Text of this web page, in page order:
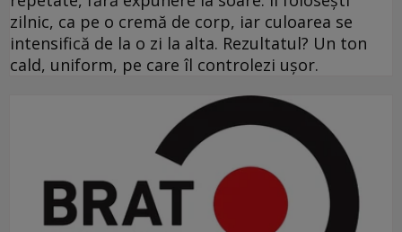
zilnic, ca pe o cremă de corp, iar culoarea se
intensifică de la o zi la alta. Rezultatul? Un ton
cald, uniform, pe care îl controlezi ușor.